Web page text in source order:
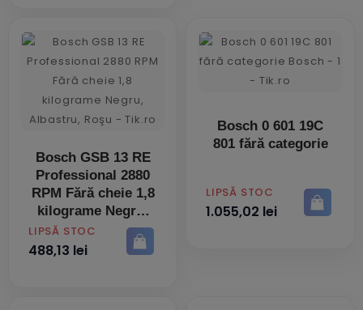
Bosch GSB 13 RE
Professional 2880
RPM Fără cheie 1,8
kilograme Negru,
Albastru, Roşu
PRET
LIPSĂ STOC
488,13 lei
Bosch 0 601 19C
801 fără categorie
PRET
LIPSĂ STOC
1.055,02 lei